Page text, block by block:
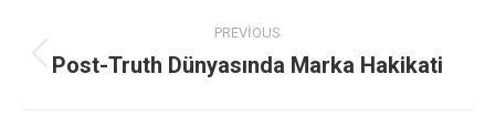
navigation
PREVIOUS
Previous
Post-Truth Dünyasında Marka Hakikati